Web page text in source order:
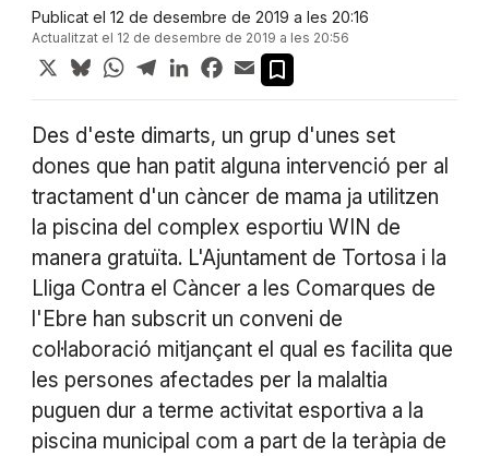
Publicat el 12 de desembre de 2019 a les 20:16
Actualitzat el 12 de desembre de 2019 a les 20:56
X BlueskyWhatsApp
TelegramLinkedInFacebook
Email
Des d'este dimarts, un grup d'unes set
dones que han patit alguna intervenció per al
tractament d'un càncer de mama ja utilitzen
la piscina del complex esportiu WIN de
manera gratuïta. L'Ajuntament de Tortosa i la
Lliga Contra el Càncer a les Comarques de
l'Ebre han subscrit un conveni de
col·laboració mitjançant el qual es facilita que
les persones afectades per la malaltia
puguen dur a terme activitat esportiva a la
piscina municipal com a part de la teràpia de